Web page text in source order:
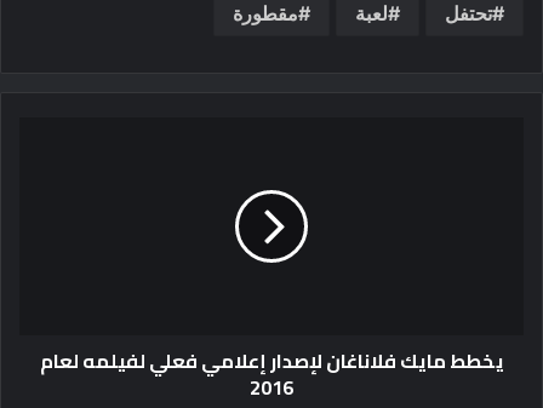
تحتفل لعبة مقطورة
يخطط مايك فلاناغان لإصدار إعلامي فعلي لفيلمه لعام
2016